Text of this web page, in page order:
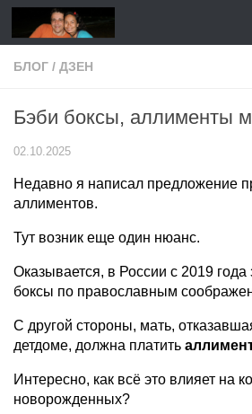
Перейти к содержимому
БЛОГ / ДЗЕН
Бэби боксы, аллименты
02.10.2025
Недавно я написал предложение
аллиментов.
Тут возник еще один нюанс.
Оказывается, в России с 2019 года
боксы по православным
С другой стороны, мать,
детдоме, должна платить
Интересно, как всё это влияет на
новорожденных?